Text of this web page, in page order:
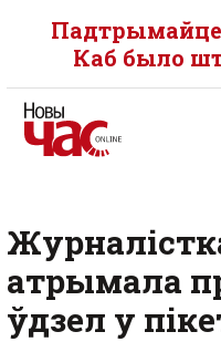
Падтрымайце
Каб было
атрымала
ўдзел у